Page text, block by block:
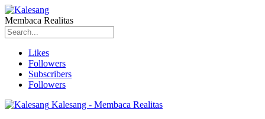
Membaca Realitas
Likes
Followers
Subscribers
Followers
Kalesang - Membaca Realitas